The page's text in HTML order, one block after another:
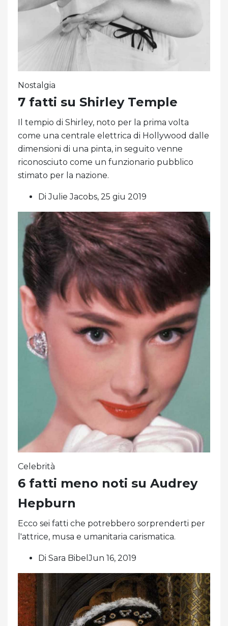
Nostalgia
7 fatti su Shirley Temple
Il tempio di Shirley, noto per la prima volta
come una centrale elettrica di Hollywood dalle
dimensioni di una pinta, in seguito venne
riconosciuto come un funzionario pubblico
stimato per la nazione.
Di Julie Jacobs, 25 giu 2019
Celebrità
6 fatti meno noti su Audrey
Hepburn
Ecco sei fatti che potrebbero sorprenderti per
l'attrice, musa e umanitaria carismatica.
Di Sara BibelJun 16, 2019